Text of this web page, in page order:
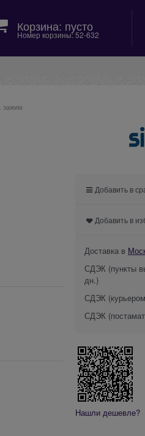
Корзина: пусто
Номер корзины: 52-632
зажим
Добавить в
Добавить в
Доставка в
СДЭК (пункты
дн.)
СДЭК
СДЭК
Нашли дешевле?